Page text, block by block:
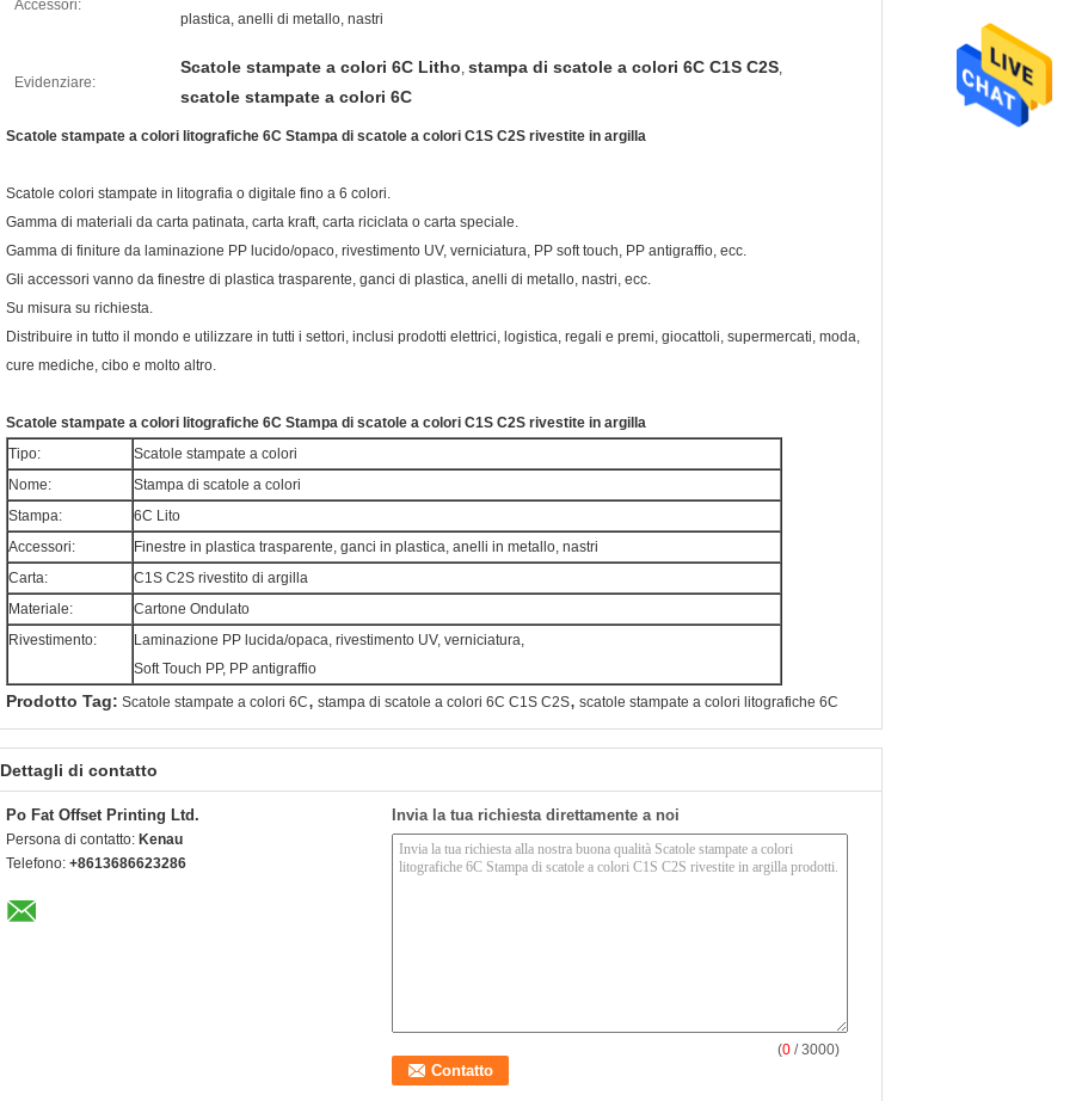
Accessori:
plastica, anelli di metallo, nastri
Evidenziare:
Scatole stampate a colori 6C Litho, stampa di scatole a colori 6C C1S C2S,
scatole stampate a colori 6C
Scatole stampate a colori litografiche 6C Stampa di scatole a colori C1S C2S rivestite in argilla
Scatole colori stampate in litografia o digitale fino a 6 colori.
Gamma di materiali da carta patinata, carta kraft, carta riciclata o carta speciale.
Gamma di finiture da laminazione PP lucido/opaco, rivestimento UV, verniciatura, PP soft touch, PP antigraffio, ecc.
Gli accessori vanno da finestre di plastica trasparente, ganci di plastica, anelli di metallo, nastri, ecc.
Su misura su richiesta.
Distribuire in tutto il mondo e utilizzare in tutti i settori, inclusi prodotti elettrici, logistica, regali e premi, giocattoli, supermercati, moda,
cure mediche, cibo e molto altro.
Scatole stampate a colori litografiche 6C Stampa di scatole a colori C1S C2S rivestite in argilla
Tipo:
Scatole stampate a colori
Nome:
Stampa di scatole a colori
Stampa:
6C Lito
Accessori:
Finestre in plastica trasparente, ganci in plastica, anelli in metallo, nastri
Carta:
C1S C2S rivestito di argilla
Materiale:
Cartone Ondulato
Rivestimento:
Laminazione PP lucida/opaca, rivestimento UV, verniciatura,
Soft Touch PP, PP antigraffio
Prodotto Tag: Scatole stampate a colori 6C, stampa di scatole a colori 6C C1S C2S, scatole stampate a colori litografiche 6C
Dettagli di contatto
Po Fat Offset Printing Ltd.
Persona di contatto: Kenau
Telefono: +8613686623286
Invia la tua richiesta direttamente a noi
(0 / 3000)